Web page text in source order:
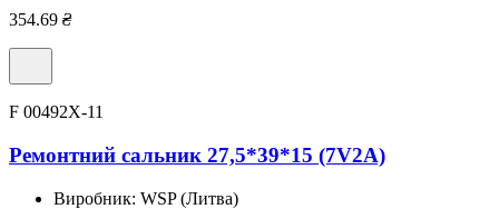
354.69 ₴
F 00492X-11
Ремонтний сальник 27,5*39*15 (7V2A)
Виробник: WSP (Литва)